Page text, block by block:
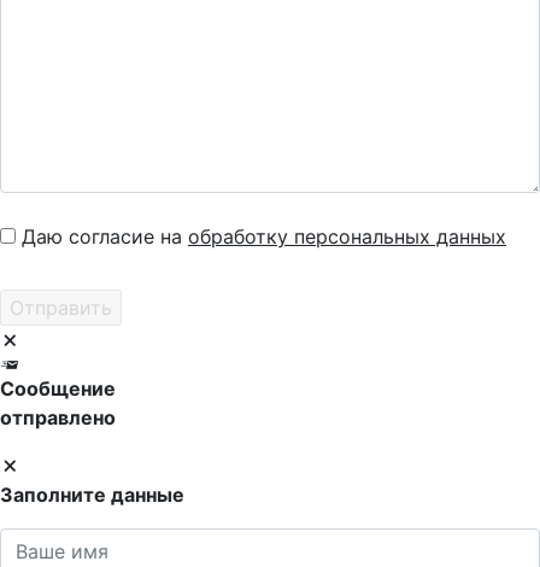
Даю согласие на обработку персональных данных
Сообщение
отправлено
Заполните данные